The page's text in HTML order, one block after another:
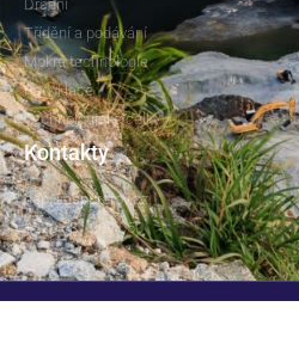
Drcení
Třídění a podávání
Mokré technologie
Recyklace
Technologické celky
Kontakty
dsp@dspprerov.cz
+420 581 209 050